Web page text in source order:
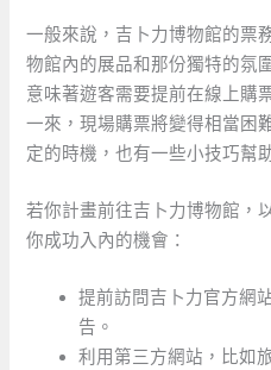
一般來說，吉卜力博物館的票
物館內的展品和那份獨特的氛
意味著遊客需要提前在線上購
一來，現場購票將變得相當困
定的時機，也有一些小技巧幫
若你計畫前往吉卜力博物館，
你成功入內的機會：
提前訪問吉卜力官方網
告。
利用第三方網站，比如